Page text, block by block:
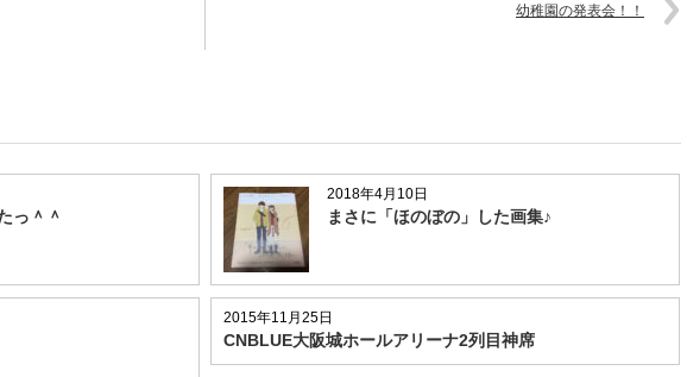
幼稚園の発表会！！
っ＾＾
2018年4月10日
まさに「ほのぼの」した画集♪
2015年11月25日
CNBLUE大阪城ホールアリーナ2列目神席